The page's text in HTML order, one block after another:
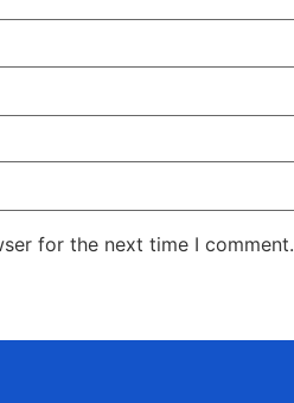
for the next time I comment.